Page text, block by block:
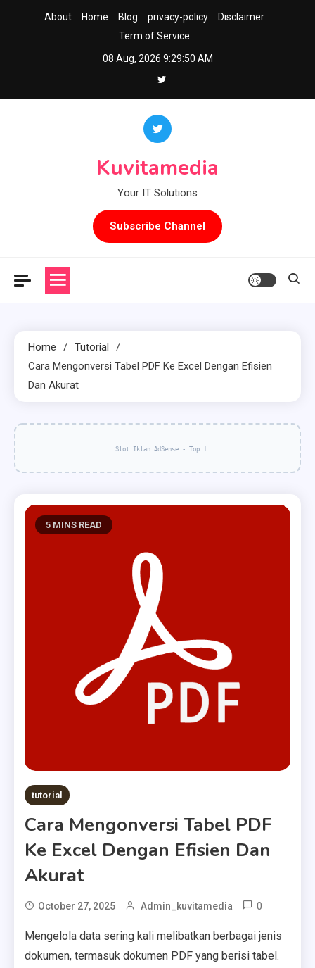
About Home Blog privacy-policy
Disclaimer
Term of Service
08 Aug, 2026 9:29:51 AM
Kuvitamedia
Your IT Solutions
Subscribe Channel
Home
Tutorial
Cara Mengonversi Tabel PDF Ke Excel Dengan Efisien
Dan Akurat
[ Slot Iklan AdSense - Top ]
5 MINS READ
tutorial
Cara Mengonversi Tabel PDF
Ke Excel Dengan Efisien Dan
Akurat
October 27, 2025 Admin_kuvitamedia 0
Mengelola data sering kali melibatkan berbagai jenis
dokumen, termasuk dokumen PDF yang berisi tabel.